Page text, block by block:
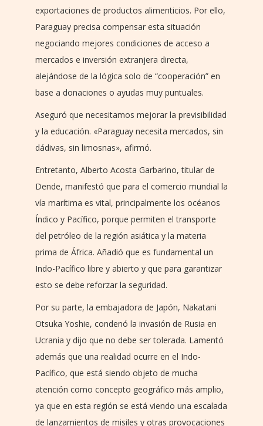
exportaciones de productos alimenticios. Por ello,
Paraguay precisa compensar esta situación
negociando mejores condiciones de acceso a
mercados e inversión extranjera directa,
alejándose de la lógica solo de “cooperación” en
base a donaciones o ayudas muy puntuales.
Aseguró que necesitamos mejorar la previsibilidad
y la educación. «Paraguay necesita mercados, sin
dádivas, sin limosnas», afirmó.
Entretanto, Alberto Acosta Garbarino, titular de
Dende, manifestó que para el comercio mundial la
vía marítima es vital, principalmente los océanos
Índico y Pacífico, porque permiten el transporte
del petróleo de la región asiática y la materia
prima de África. Añadió que es fundamental un
Indo-Pacífico libre y abierto y que para garantizar
esto se debe reforzar la seguridad.
Por su parte, la embajadora de Japón, Nakatani
Otsuka Yoshie, condenó la invasión de Rusia en
Ucrania y dijo que no debe ser tolerada. Lamentó
además que una realidad ocurre en el Indo-
Pacífico, que está siendo objeto de mucha
atención como concepto geográfico más amplio,
ya que en esta región se está viendo una escalada
de lanzamientos de misiles y otras provocaciones